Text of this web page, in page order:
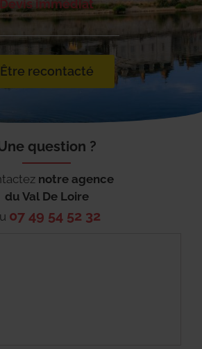
Devis immédiat
Être recontacté
question ?
notre agence
du Val De Loire
07 49 54 52 32